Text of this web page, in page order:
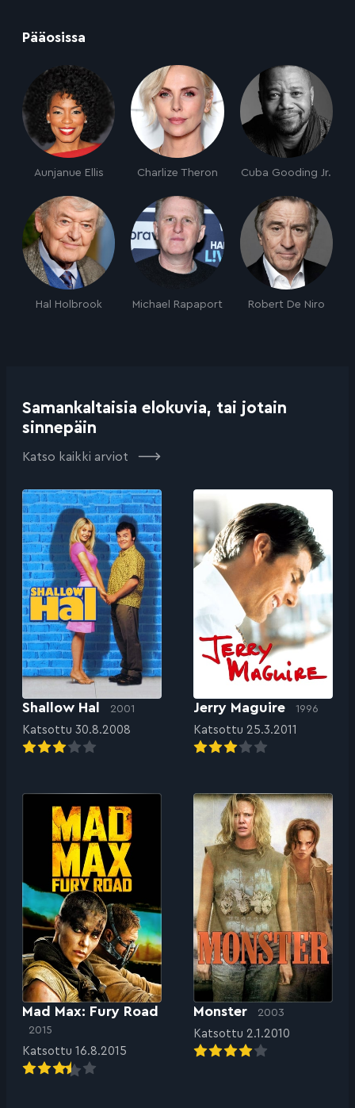
Pääosissa
Aunjanue Ellis Charlize Theron Cuba Gooding Jr.
Hal Holbrook Michael Rapaport Robert De Niro
Samankaltaisia elokuvia, tai jotain
sinnepäin
Katso kaikki arviot
Shallow Hal 2001
Katsottu 30.8.2008
Jerry Maguire 1996
Katsottu 25.3.2011
Mad Max: Fury Road
2015
Katsottu 16.8.2015
Monster 2003
Katsottu 2.1.2010